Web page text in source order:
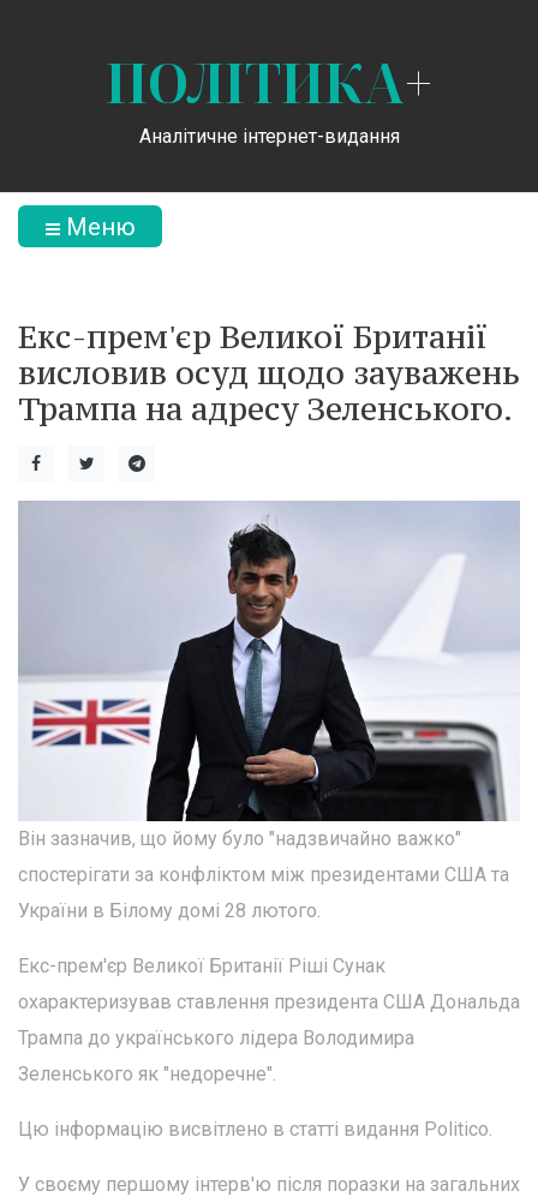
ПОЛІТИКА+
Аналітичне інтернет-видання
Меню
Екс-прем'єр Великої Британії
висловив осуд щодо зауважень
Трампа на адресу Зеленського.
Він зазначив, що йому було "надзвичайно важко"
спостерігати за конфліктом між президентами США та
України в Білому домі 28 лютого.
Екс-прем'єр Великої Британії Ріші Сунак
охарактеризував ставлення президента США Дональда
Трампа до українського лідера Володимира
Зеленського як "недоречне".
Цю інформацію висвітлено в статті видання Politico.
У своєму першому інтерв'ю після поразки на загальних